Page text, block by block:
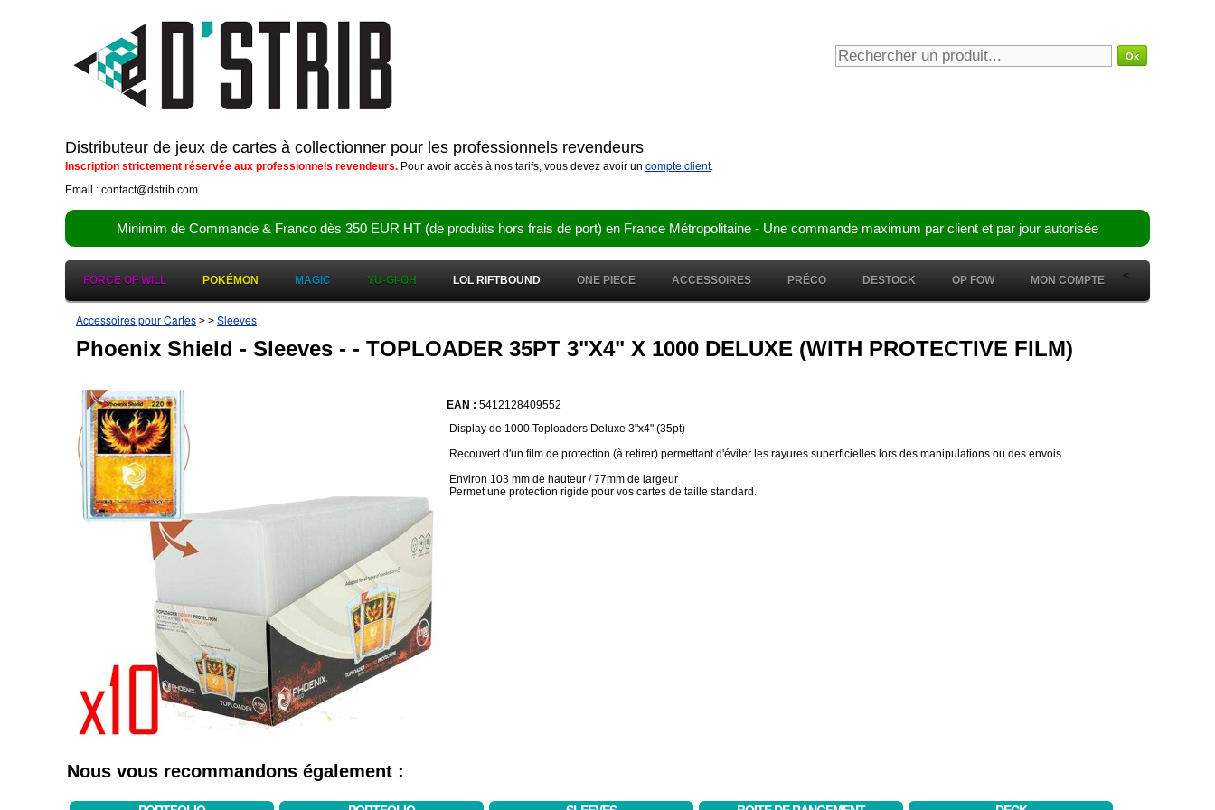
Distributeur de jeux de cartes à collectionner pour les professionnels revendeurs
Inscription strictement réservée aux professionnels revendeurs. Pour avoir accès à nos tarifs, vous devez avoir un compte client.
Email : contact@dstrib.com
Minimim de Commande & Franco dès 350 EUR HT (de produits hors frais de port) en France Métropolitaine - Une commande maximum par client et par jour autorisée
FORCE OF WILL POKÉMON MAGIC YU-GI-OH LOL RIFTBOUND ONE PIECE ACCESSOIRES PRÉCO <
DESTOCK OP FOW MON COMPTE
Accessoires pour Cartes > > Sleeves
Phoenix Shield - Sleeves - - TOPLOADER 35PT 3"X4" X 1000 DELUXE (WITH PROTECTIVE FILM)
EAN : 5412128409552
Display de 1000 Toploaders Deluxe 3"x4" (35pt)
Recouvert d'un film de protection (à retirer) permettant d'éviter les rayures superficielles lors des manipulations ou des envois
Environ 103 mm de hauteur / 77mm de largeur
Permet une protection rigide pour vos cartes de taille standard.
Nous vous recommandons également :